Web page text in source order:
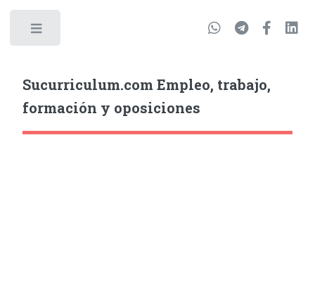
Sucurriculum.com Empleo, trabajo,
formación y oposiciones